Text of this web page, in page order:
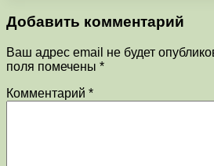
Добавить комментарий
Ваш адрес email не будет
поля помечены *
Комментарий *